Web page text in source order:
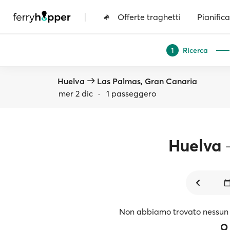
| Offerte traghetti Pianifica
1 Ricerca
Huelva
Las Palmas, Gran Canaria
mer 2 dic · 1 passeggero
Huelva
Non abbiamo trovato